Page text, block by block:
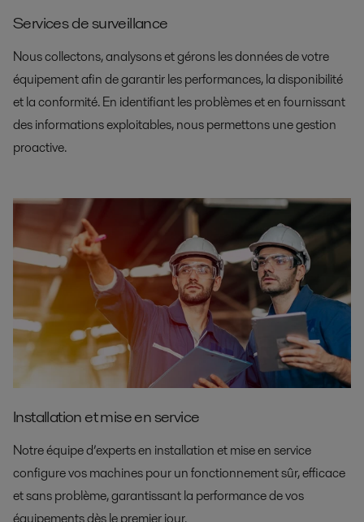
Services de surveillance
Nous collectons, analysons et gérons les données de votre
équipement afin de garantir les performances, la disponibilité
et la conformité. En identifiant les problèmes et en fournissant
des informations exploitables, nous permettons une gestion
proactive.
Installation et mise en service
Notre équipe d’experts en installation et mise en service
configure vos machines pour un fonctionnement sûr, efficace
et sans problème, garantissant la performance de vos